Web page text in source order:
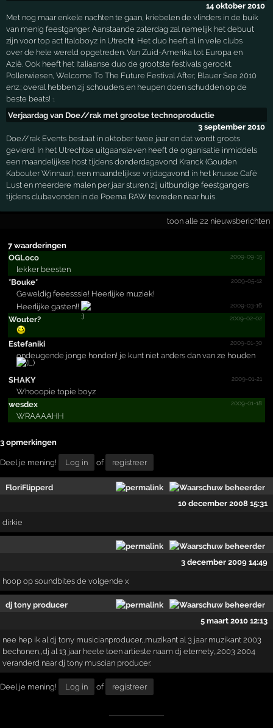
14 oktober 2010
Met nog maar enkele nachten te gaan, kriebelen de vlinders in de buik
van menig feestganger. Aanstaande zaterdag zal namelijk het debuut
zijn voor top act Italoboyz in Utrecht. Het duo heeft al in vele clubs
over de hele wereld opgetreden. Van Zuid-Amerika tot Europa en
Azië. Ook heeft het Italiaanse duo de grootste festivals gerockt.
Pollerwiesen, Welcome To The Future Festival After, Blauer See 2010
enz.; overal hebben zij schouders en heupen doen schudden op de
beste beats!1
Verjaardag van Doe//rak met grootse technoproductie
3 september 2010
Doe//rak Events bestaat in oktober twee jaar en dat wordt groots
gevierd. In het Utrechtse uitgaansleven heeft de organisatie inmiddels
een maandelijkse host tijdens donderdagavond Kranck (Gouden
Kabouter Winnaar), een maandelijkse vrijdagavond in het knusse Café
Lust en meerdere malen per jaar sturen zij uitbundige feestgangers
tijdens clubavonden in de Poema RAW tevreden naar huis.
toon alle 22 nieuwsberichten
7 waarderingen
OGLoco
2009-09-15
lekker beesten
*Bouke*
2009-05-12
Geweldig feeesssie! Heerlijke muziek!
2009-03-16
Heerlijke gasten!!
Wouter?
2009-02-02
Estefaniki 2009-01-30
ondeugende jonge honden! je kunt niet anders dan van ze houden
SHAKY 2009-01-21
Whooopie topie boyz
wesdex
2009-01-18
WRAAAAHH
3 opmerkingen
Deel je mening! Log in of registreer
FloriFlipperd
10 december 2008 15:31
dirkie
3 december 2009 14:49
hoop op soundbites de volgende x
dj tony producer
5 maart 2010 12:13
nee hep ik al dj tony musicianproducer,,muzikant al 3 jaar muzikant 2003
bechonen,,dj al 13 jaar heete toen artieste naam dj eternety,,2003 2004
veranderd naar dj tony muscian producer.
Deel je mening! Log in of registreer